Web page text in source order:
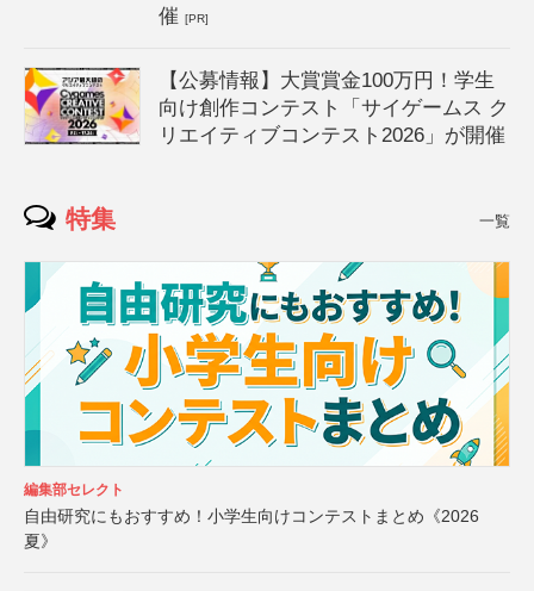
催[PR]
【公募情報】大賞賞金100万円！学生
向け創作コンテスト「サイゲームス ク
リエイティブコンテスト2026」が開催
特集 一覧
編集部セレクト
自由研究にもおすすめ！小学生向けコンテストまとめ《2026
夏》